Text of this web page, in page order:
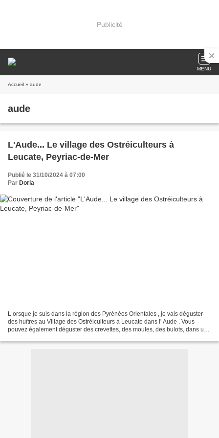
Publicité
MENU
Accueil » aude
aude
L'Aude... Le village des Ostréiculteurs à
Leucate, Peyriac-de-Mer
Publié le 31/10/2024 à 07:00
Par Doria
L orsque je suis dans la région des Pyrénées Orientales , je vais déguster
des huîtres au Village des Ostréiculteurs à Leucate dans l' Aude . Vous
pouvez également déguster des crevettes, des moules, des bulots, dans une